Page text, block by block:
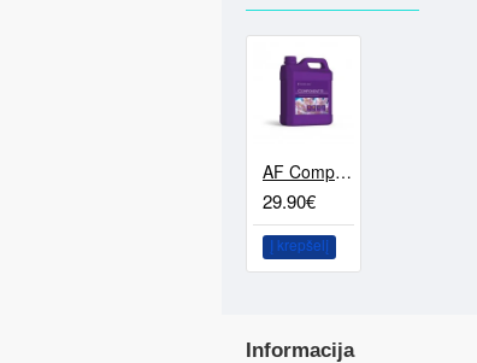
AF Component B - mikroelementai sunkiųjų metalų pagrindu (2L)
29.90€
Į krepšelį
Informacija